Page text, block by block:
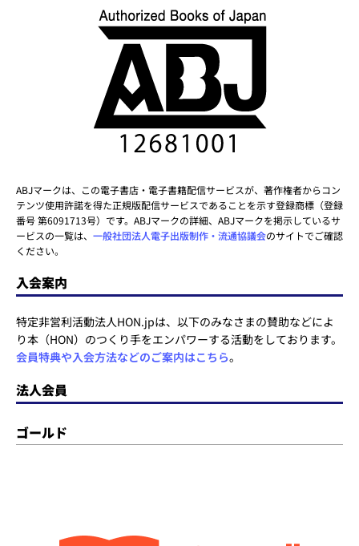
ABJマークは、この電子書店・電子書籍配信サービスが、著作権者からコン
テンツ使用許諾を得た正規版配信サービスであることを示す登録商標（登録
番号 第6091713号）です。ABJマークの詳細、ABJマークを掲示しているサ
ービスの一覧は、 一般社団法人電子出版制作・流通協議会のサイトでご確認
ください。
入会案内
特定非営利活動法人HON.jpは、以下のみなさまの賛助などによ
り本（HON）のつくり手をエンパワーする活動をしております。
会員特典や入会方法などのご案内はこちら。
法人会員
ゴールド